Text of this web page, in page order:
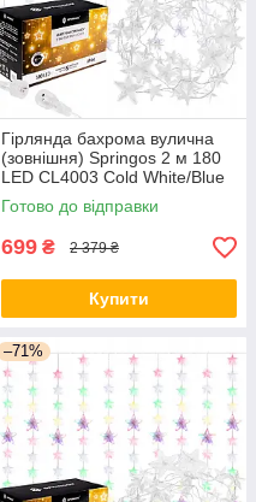
Гірлянда бахрома вулична
(зовнішня) Springos 2 м 180
LED CL4003 Cold White/Blue
orig438
Готово до відправки
699 ₴ 2 379 ₴
Купити
–71%